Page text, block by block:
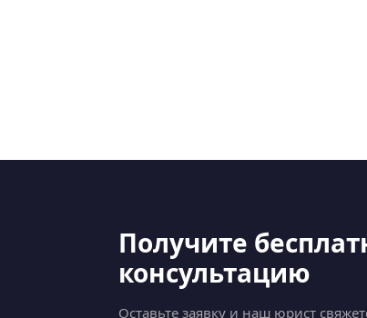
Получите
консультацию
Оставьте заявку и наш юрист